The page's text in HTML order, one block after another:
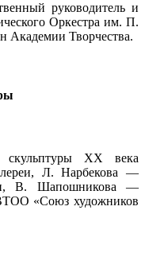
руководитель и
Оркестра им. П.
Академии Творчества.
XX века
Л. Нарбекова —
В. Шапошникова —
«Союз художников